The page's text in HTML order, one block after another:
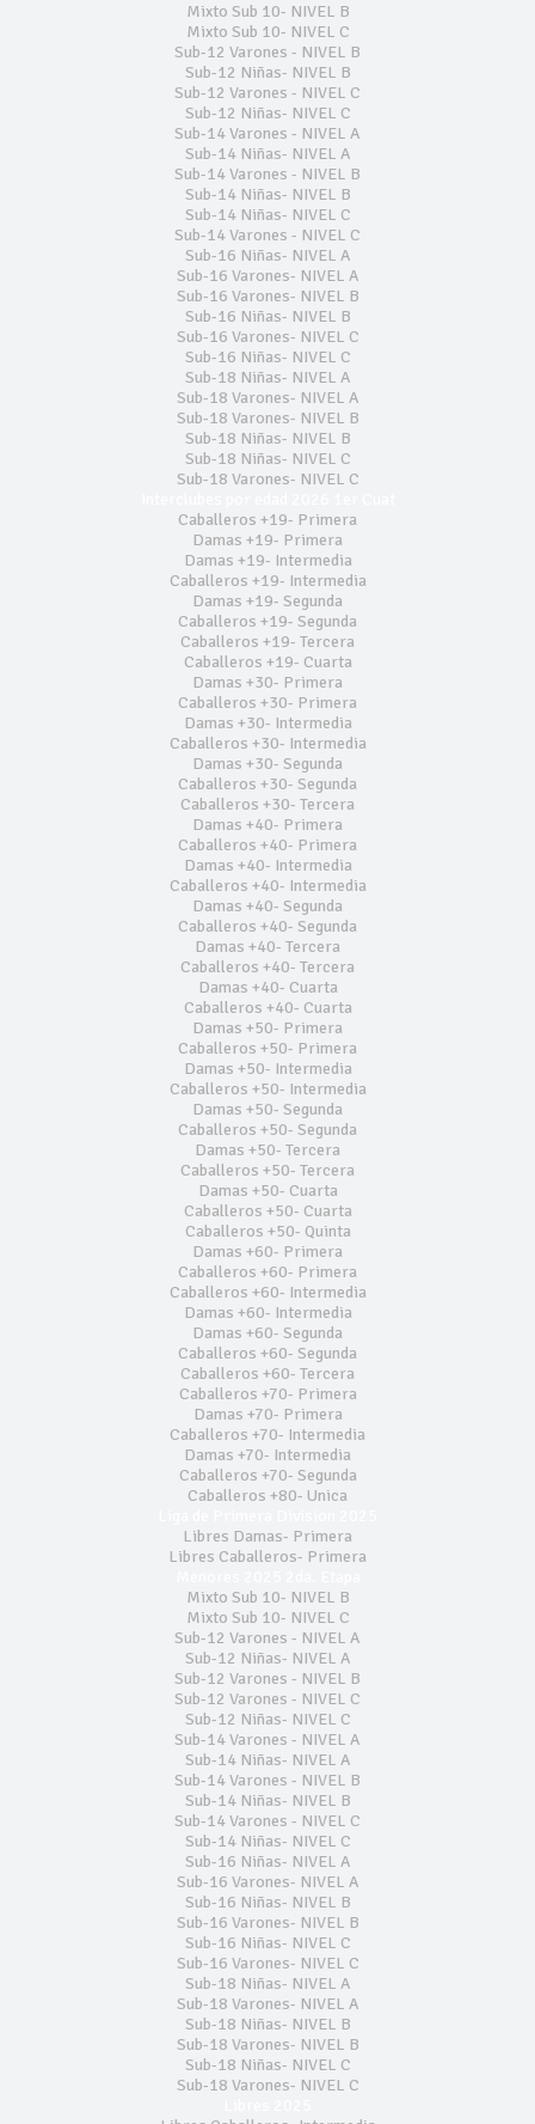
Mixto Sub 10- NIVEL B
Mixto Sub 10- NIVEL C
Sub-12 Varones - NIVEL B
Sub-12 Niñas- NIVEL B
Sub-12 Varones - NIVEL C
Sub-12 Niñas- NIVEL C
Sub-14 Varones - NIVEL A
Sub-14 Niñas- NIVEL A
Sub-14 Varones - NIVEL B
Sub-14 Niñas- NIVEL B
Sub-14 Niñas- NIVEL C
Sub-14 Varones - NIVEL C
Sub-16 Niñas- NIVEL A
Sub-16 Varones- NIVEL A
Sub-16 Varones- NIVEL B
Sub-16 Niñas- NIVEL B
Sub-16 Varones- NIVEL C
Sub-16 Niñas- NIVEL C
Sub-18 Niñas- NIVEL A
Sub-18 Varones- NIVEL A
Sub-18 Varones- NIVEL B
Sub-18 Niñas- NIVEL B
Sub-18 Niñas- NIVEL C
Sub-18 Varones- NIVEL C
Caballeros +19- Primera
Damas +19- Primera
Damas +19- Intermedia
Caballeros +19- Intermedia
Damas +19- Segunda
Caballeros +19- Segunda
Caballeros +19- Tercera
Caballeros +19- Cuarta
Damas +30- Primera
Caballeros +30- Primera
Damas +30- Intermedia
Caballeros +30- Intermedia
Damas +30- Segunda
Caballeros +30- Segunda
Caballeros +30- Tercera
Damas +40- Primera
Caballeros +40- Primera
Damas +40- Intermedia
Caballeros +40- Intermedia
Damas +40- Segunda
Caballeros +40- Segunda
Damas +40- Tercera
Caballeros +40- Tercera
Damas +40- Cuarta
Caballeros +40- Cuarta
Damas +50- Primera
Caballeros +50- Primera
Damas +50- Intermedia
Caballeros +50- Intermedia
Damas +50- Segunda
Caballeros +50- Segunda
Damas +50- Tercera
Caballeros +50- Tercera
Damas +50- Cuarta
Caballeros +50- Cuarta
Caballeros +50- Quinta
Damas +60- Primera
Caballeros +60- Primera
Caballeros +60- Intermedia
Damas +60- Intermedia
Damas +60- Segunda
Caballeros +60- Segunda
Caballeros +60- Tercera
Caballeros +70- Primera
Damas +70- Primera
Caballeros +70- Intermedia
Damas +70- Intermedia
Caballeros +70- Segunda
Caballeros +80- Unica
Libres Damas- Primera
Libres Caballeros- Primera
Mixto Sub 10- NIVEL B
Mixto Sub 10- NIVEL C
Sub-12 Varones - NIVEL A
Sub-12 Niñas- NIVEL A
Sub-12 Varones - NIVEL B
Sub-12 Varones - NIVEL C
Sub-12 Niñas- NIVEL C
Sub-14 Varones - NIVEL A
Sub-14 Niñas- NIVEL A
Sub-14 Varones - NIVEL B
Sub-14 Niñas- NIVEL B
Sub-14 Varones - NIVEL C
Sub-14 Niñas- NIVEL C
Sub-16 Niñas- NIVEL A
Sub-16 Varones- NIVEL A
Sub-16 Niñas- NIVEL B
Sub-16 Varones- NIVEL B
Sub-16 Niñas- NIVEL C
Sub-16 Varones- NIVEL C
Sub-18 Niñas- NIVEL A
Sub-18 Varones- NIVEL A
Sub-18 Niñas- NIVEL B
Sub-18 Varones- NIVEL B
Sub-18 Niñas- NIVEL C
Sub-18 Varones- NIVEL C